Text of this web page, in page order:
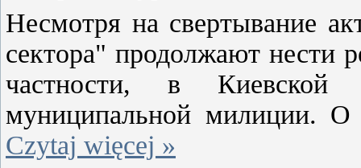
Несмотря на свертывание
сектора" продолжают нести
частности, в Киевской
муниципальной милиции. О
Czytaj więcej »